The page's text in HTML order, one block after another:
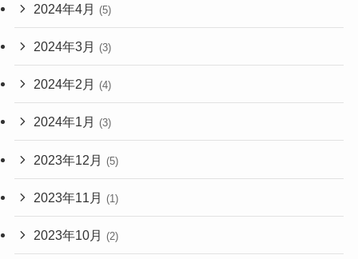
2024年4月 (5)
2024年3月 (3)
2024年2月 (4)
2024年1月 (3)
2023年12月 (5)
2023年11月 (1)
2023年10月 (2)